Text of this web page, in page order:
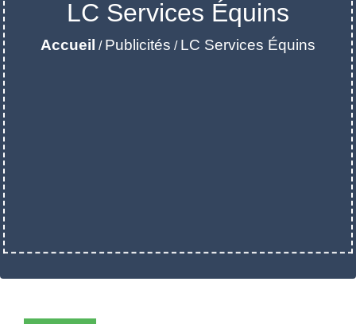
LC Services Équins
Accueil / Publicités / LC Services Équins